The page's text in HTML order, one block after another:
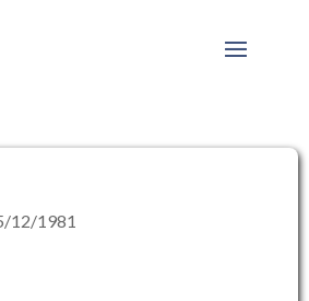
12/1981